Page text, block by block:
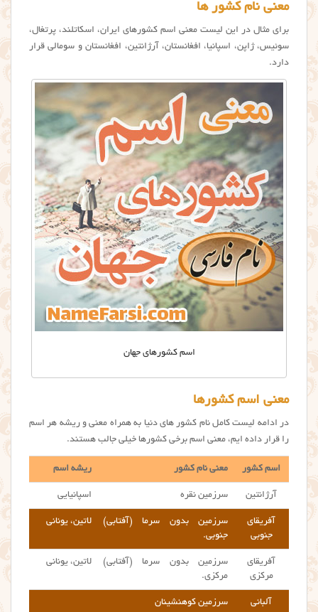
معنی نام کشور ها
برای مثال در این لیست معنی اسم کشورهای ایران، اسکاتلند، پرتغال،
سوئیس، ژاپن، اسپانیا، افغانستان، آرژانتین، افغانستان و سومالی قرار
دارد.
اسم کشورهای جهان
معنی اسم کشورها
در ادامه لیست کامل نام کشور های دنیا به همراه معنی و ریشه هر اسم
را قرار داده ایم، معنی اسم برخی کشورها خیلی جالب هستند.
اسم کشور معنی نام کشور ریشه اسم
آرژانتین سرزمین نقره اسپانیایی
آفریقای
جنوبی
سرزمین بدون سرما (آفتابی)
جنوبی.
لاتین، یونانی
آفریقای
مرکزی
سرزمین بدون سرما (آفتابی)
مرکزی.
لاتین، یونانی
آلبانی سرزمین کوهنشینان